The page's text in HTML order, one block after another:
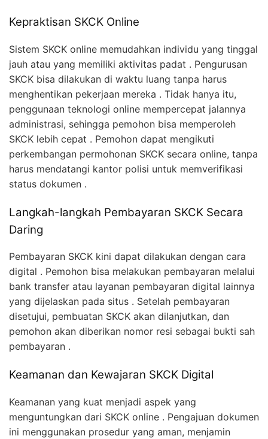
Kepraktisan SKCK Online
Sistem SKCK online memudahkan individu yang tinggal
jauh atau yang memiliki aktivitas padat . Pengurusan
SKCK bisa dilakukan di waktu luang tanpa harus
menghentikan pekerjaan mereka . Tidak hanya itu,
penggunaan teknologi online mempercepat jalannya
administrasi, sehingga pemohon bisa memperoleh
SKCK lebih cepat . Pemohon dapat mengikuti
perkembangan permohonan SKCK secara online, tanpa
harus mendatangi kantor polisi untuk memverifikasi
status dokumen .
Langkah-langkah Pembayaran SKCK Secara
Daring
Pembayaran SKCK kini dapat dilakukan dengan cara
digital . Pemohon bisa melakukan pembayaran melalui
bank transfer atau layanan pembayaran digital lainnya
yang dijelaskan pada situs . Setelah pembayaran
disetujui, pembuatan SKCK akan dilanjutkan, dan
pemohon akan diberikan nomor resi sebagai bukti sah
pembayaran .
Keamanan dan Kewajaran SKCK Digital
Keamanan yang kuat menjadi aspek yang
menguntungkan dari SKCK online . Pengajuan dokumen
ini menggunakan prosedur yang aman, menjamin